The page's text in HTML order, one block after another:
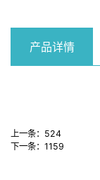
产品详情
上一条： 524
下一条： 1159